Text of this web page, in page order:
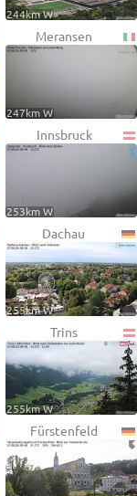
244km W
Meransen
247km W
Innsbruck
253km W
Dachau
255km W
Trins
255km W
Fürstenfeld